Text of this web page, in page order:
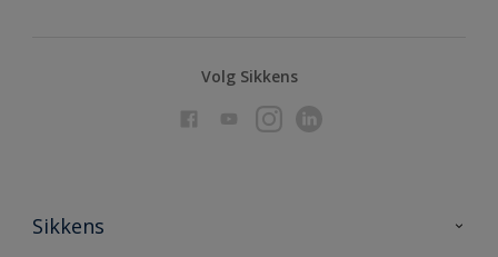
Volg Sikkens
Sikkens